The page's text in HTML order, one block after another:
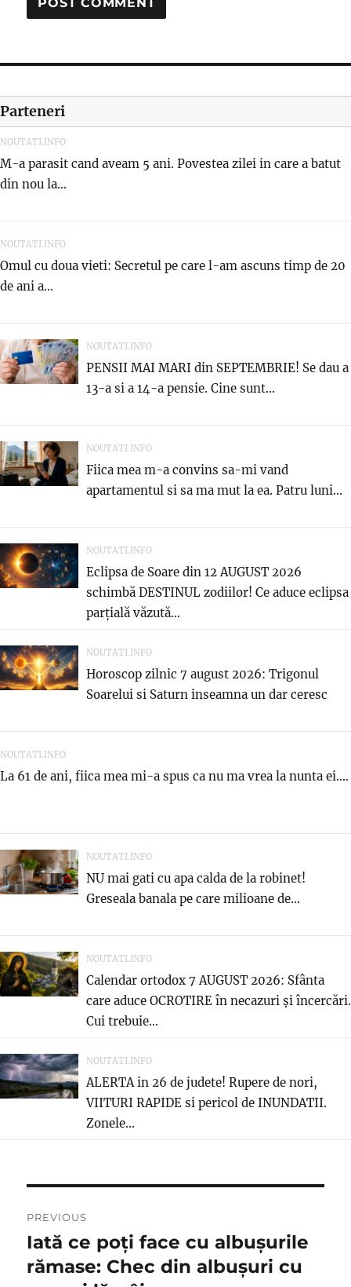
Parteneri
NOUTATI.INFO
M-a parasit cand aveam 5 ani. Povestea zilei in care a batut
din nou la...
NOUTATI.INFO
Omul cu doua vieti: Secretul pe care l-am ascuns timp de 20
de ani a...
NOUTATI.INFO
PENSII MAI MARI din SEPTEMBRIE! Se dau a
13-a si a 14-a pensie. Cine sunt...
NOUTATI.INFO
Fiica mea m-a convins sa-mi vand
apartamentul si sa ma mut la ea. Patru luni...
NOUTATI.INFO
Eclipsa de Soare din 12 AUGUST 2026
schimbă DESTINUL zodiilor! Ce aduce eclipsa
parțială văzută...
NOUTATI.INFO
Horoscop zilnic 7 august 2026: Trigonul
Soarelui si Saturn inseamna un dar ceresc
NOUTATI.INFO
La 61 de ani, fiica mea mi-a spus ca nu ma vrea la nunta ei....
NOUTATI.INFO
NU mai gati cu apa calda de la robinet!
Greseala banala pe care milioane de...
NOUTATI.INFO
Calendar ortodox 7 AUGUST 2026: Sfânta
care aduce OCROTIRE în necazuri și încercări.
Cui trebuie...
NOUTATI.INFO
ALERTA in 26 de judete! Rupere de nori,
VIITURI RAPIDE si pericol de INUNDATII.
Zonele...
navigation
PREVIOUS
Previous
post:
Iată ce poți face cu albușurile
rămase: Chec din albușuri cu